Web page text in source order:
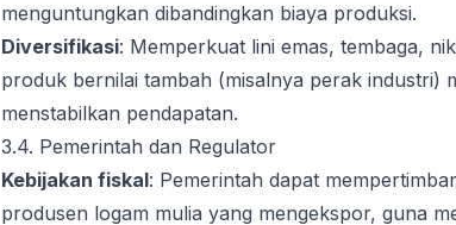
menguntungkan dibandingkan biaya produksi.
Diversifikasi: Memperkuat lini emas, tembaga,
produk bernilai tambah (misalnya perak industri)
menstabilkan pendapatan.
3.4. Pemerintah dan Regulator
Kebijakan fiskal: Pemerintah dapat
produsen logam mulia yang mengekspor, guna